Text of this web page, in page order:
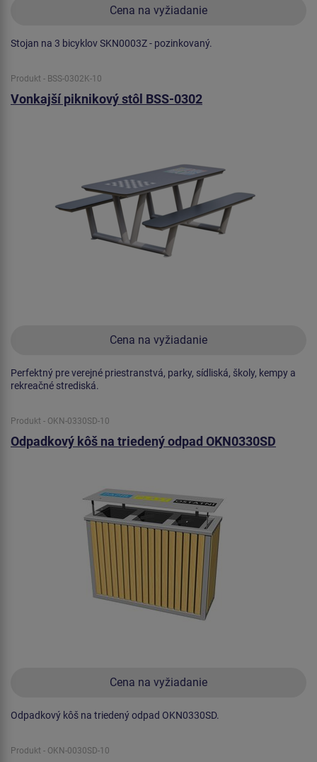
Cena na vyžiadanie
Stojan na 3 bicyklov SKN0003Z - pozinkovaný.
Produkt - BSS-0302K-10
Vonkajší piknikový stôl BSS-0302
Cena na vyžiadanie
Perfektný pre verejné priestranstvá, parky, sídliská, školy, kempy a
rekreačné strediská.
Produkt - OKN-0330SD-10
Odpadkový kôš na triedený odpad OKN0330SD
Cena na vyžiadanie
Odpadkový kôš na triedený odpad OKN0330SD.
Produkt - OKN-0030SD-10